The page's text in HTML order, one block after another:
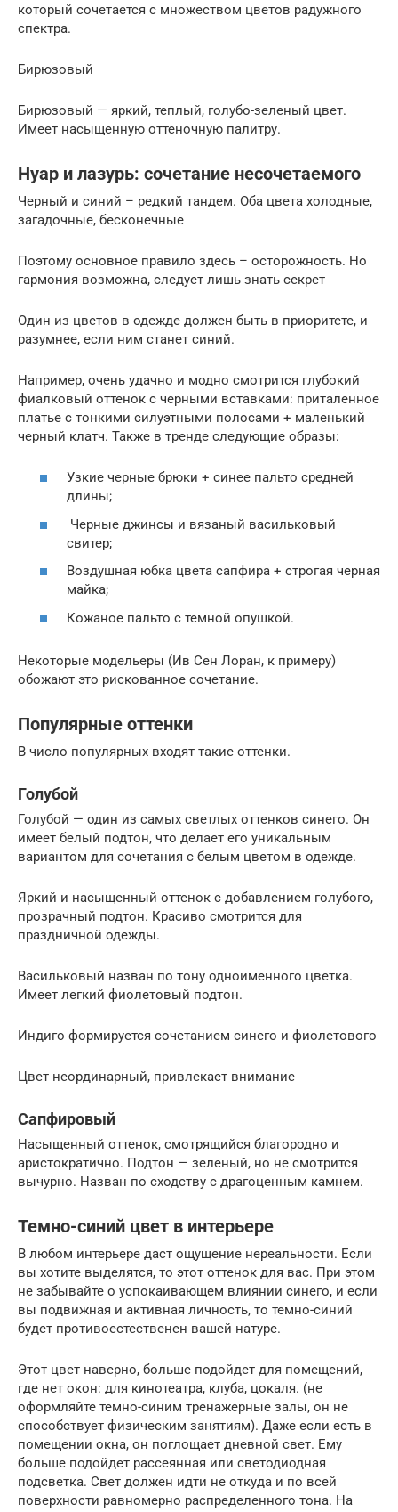
который сочетается с множеством цветов радужного
спектра.
Бирюзовый
Бирюзовый — яркий, теплый, голубо-зеленый цвет.
Имеет насыщенную оттеночную палитру.
Нуар и лазурь: сочетание несочетаемого
Черный и синий – редкий тандем. Оба цвета холодные,
загадочные, бесконечные
Поэтому основное правило здесь – осторожность. Но
гармония возможна, следует лишь знать секрет
Один из цветов в одежде должен быть в приоритете, и
разумнее, если ним станет синий.
Например, очень удачно и модно смотрится глубокий
фиалковый оттенок с черными вставками: приталенное
платье с тонкими силуэтными полосами + маленький
черный клатч. Также в тренде следующие образы:
Узкие черные брюки + синее пальто средней
длины;
Черные джинсы и вязаный васильковый
свитер;
Воздушная юбка цвета сапфира + строгая черная
майка;
Кожаное пальто с темной опушкой.
Некоторые модельеры (Ив Сен Лоран, к примеру)
обожают это рискованное сочетание.
Популярные оттенки
В число популярных входят такие оттенки.
Голубой
Голубой — один из самых светлых оттенков синего. Он
имеет белый подтон, что делает его уникальным
вариантом для сочетания с белым цветом в одежде.
Яркий и насыщенный оттенок с добавлением голубого,
прозрачный подтон. Красиво смотрится для
праздничной одежды.
Васильковый назван по тону одноименного цветка.
Имеет легкий фиолетовый подтон.
Индиго формируется сочетанием синего и фиолетового
Цвет неординарный, привлекает внимание
Сапфировый
Насыщенный оттенок, смотрящийся благородно и
аристократично. Подтон — зеленый, но не смотрится
вычурно. Назван по сходству с драгоценным камнем.
Темно-синий цвет в интерьере
В любом интерьере даст ощущение нереальности. Если
вы хотите выделятся, то этот оттенок для вас. При этом
не забывайте о успокаивающем влиянии синего, и если
вы подвижная и активная личность, то темно-синий
будет противоестественен вашей натуре.
Этот цвет наверно, больше подойдет для помещений,
где нет окон: для кинотеатра, клуба, цокаля. (не
оформляйте темно-синим тренажерные залы, он не
способствует физическим занятиям). Даже если есть в
помещении окна, он поглощает дневной свет. Ему
больше подойдет рассеянная или светодиодная
подсветка. Свет должен идти не откуда и по всей
поверхности равномерно распределенного тона. На